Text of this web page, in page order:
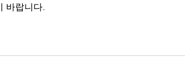
바랍니다.